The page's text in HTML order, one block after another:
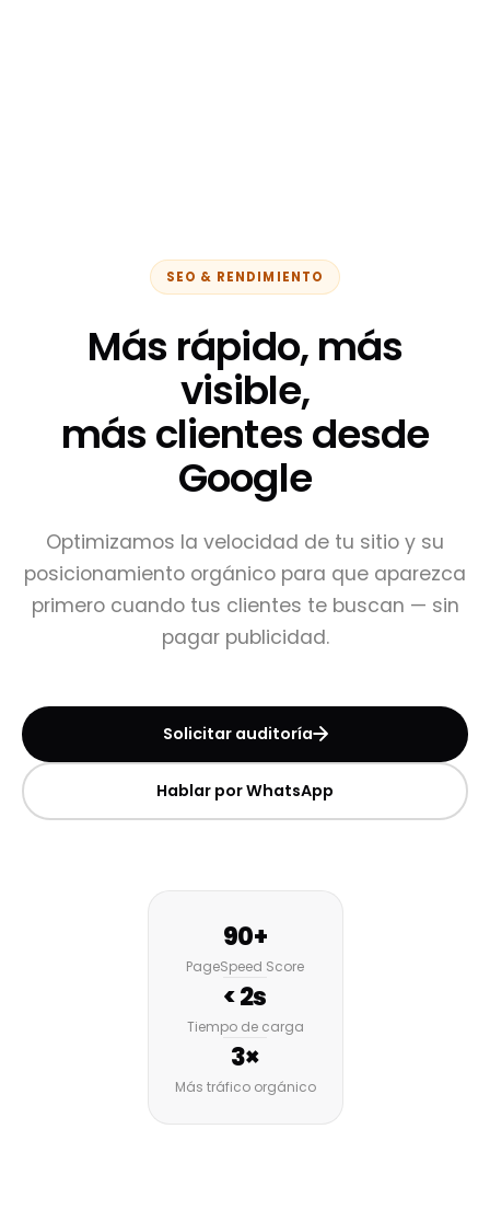
SEO & RENDIMIENTO
Más rápido, más
visible,
más clientes desde
Google
Optimizamos la velocidad de tu sitio y su
posicionamiento orgánico para que aparezca
primero cuando tus clientes te buscan — sin
pagar publicidad.
Solicitar auditoría
Hablar por WhatsApp
90+
PageSpeed Score
< 2s
Tiempo de carga
3×
Más tráfico orgánico